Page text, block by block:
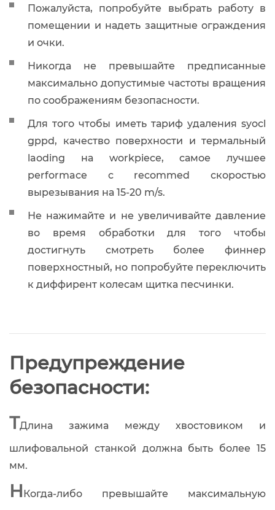
Пожалуйста, попробуйте выбрать работу в
помещении и надеть защитные ограждения
и очки.
Никогда не превышайте предписанные
максимально допустимые частоты вращения
по соображениям безопасности.
Для того чтобы иметь тариф удаления syocl
gppd, качество поверхности и термальный
laoding на workpiece, самое лучшее
performace с recommed скоростью
вырезывания на 15-20 m/s.
Не нажимайте и не увеличивайте давление
во время обработки для того чтобы
достигнуть смотреть более финнер
поверхностный, но попробуйте переключить
к диффирент колесам щитка песчинки.
Предупреждение
безопасности:
ТДлина зажима между хвостовиком и
шлифовальной станкой должна быть более 15
мм.
Н Когда-либо превышайте максимальную